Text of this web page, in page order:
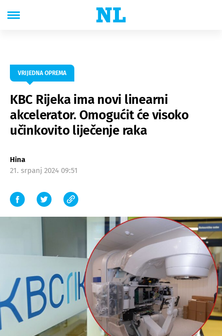
VRIJEDNA OPREMA
KBC Rijeka ima novi linearni
akcelerator. Omogućit će visoko
učinkovito liječenje raka
Hina
21. srpanj 2024 09:51